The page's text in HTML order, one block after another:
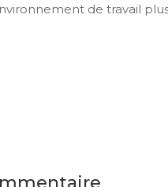
de travail plus